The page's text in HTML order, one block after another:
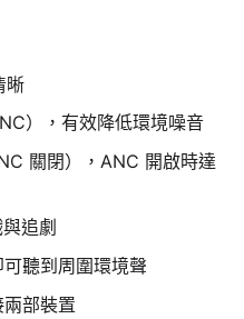
晰
），有效降低環境噪音
關閉），ANC 開啟時達
追劇
聽到周圍環境聲
部裝置